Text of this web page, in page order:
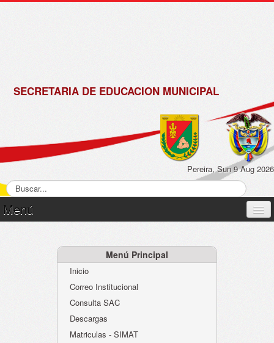
SECRETARIA DE EDUCACION MUNICIPAL
Pereira, Sun 9 Aug 2026
Menú
Atención al Ciudadano
Instituciones Educativas
Despacho Secretaría
Menú Principal
Inicio
Correo Institucional
Consulta SAC
Descargas
Matriculas - SIMAT
de